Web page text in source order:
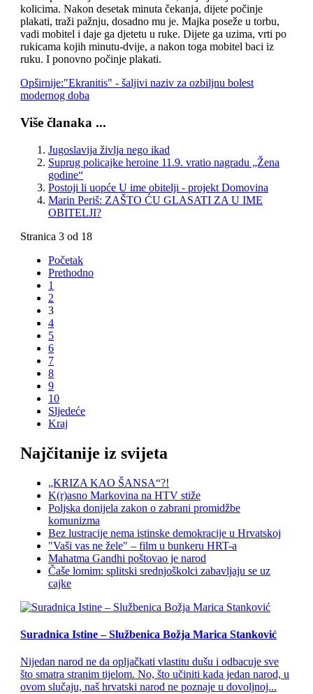
kolicima. Nakon desetak minuta čekanja, dijete počinje
plakati, traži pažnju, dosadno mu je. Majka poseže u torbu,
vadi mobitel i daje ga djetetu u ruke. Dijete ga uzima, vrti po
rukicama kojih minutu-dvije, a nakon toga mobitel baci iz
ruku. I ponovno počinje plakati.
Opširnije:"Ekranitis" - šaljivi naziv za ozbiljnu bolest
modernog doba
Više članaka ...
Jugoslavija življa nego ikad
Suprug policajke heroine 11.9. vratio nagradu „Žena
godine“
Postoji li uopće U ime obitelji - projekt Domovina
Marin Periš: ZAŠTO ĆU GLASATI ZA U IME
OBITELJI?
Stranica 3 od 18
Početak
Prethodno
1
2
3
4
5
6
7
8
9
10
Sljedeće
Kraj
Najčitanije iz svijeta
„KRIZA KAO ŠANSA“?!
K(r)asno Markovina na HTV stiže
Poljska donijela zakon o zabrani promidžbe
komunizma
Bez lustracije nema istinske demokracije u Hrvatskoj
"Vaši vas ne žele" – film u bunkeru HRT-a
Mahatma Gandhi poštovao je narod
Čaše lomim: splitski srednjoškolci zabavljaju se uz
cajke
Suradnica Istine – Službenica Božja Marica Stanković
Nijedan narod ne da opljačkati vlastitu dušu i odbacuje sve
što smatra stranim tijelom. No, što učiniti kada jedan narod, u
ovom slučaju, naš hrvatski narod ne poznaje u dovoljnoj...